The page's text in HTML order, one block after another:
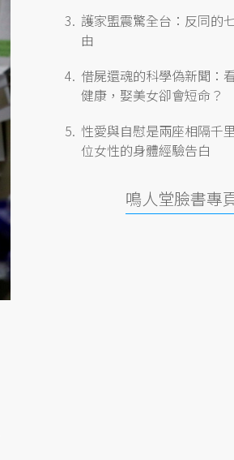
護家盟震驚全台：反同的
由
借屍還魂的科學偽新聞：
健康，娶美女卻會短命？
性愛與自慰是兩座相隔千
位女性的身體經驗告白
鳴人堂臉書專